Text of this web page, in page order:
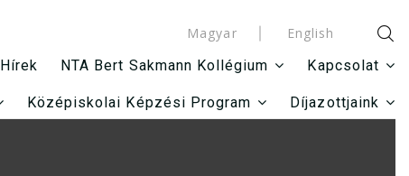
Magyar
English
Hírek NTA Bert Sakmann Kollégium Kapcsolat
Középiskolai Képzési Program Díjazottjaink